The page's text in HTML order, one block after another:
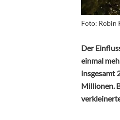
Foto: Robin
Der
einmal
insgesamt
Millionen.